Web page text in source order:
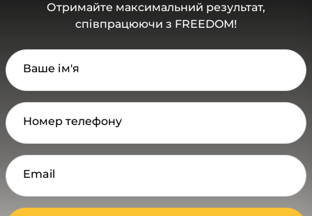
Отримайте максимальний результат,
співпрацюючи з FREEDOM!
Ваше ім'я
Номер телефону
Email